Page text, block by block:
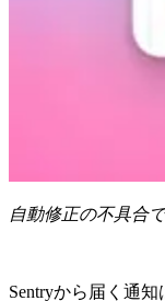
自動修正の不具合
Sentryから届く通